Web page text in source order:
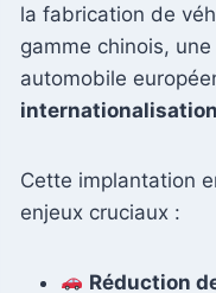
la fabrication de
gamme chinois,
automobile
internationalisation
Cette implantation
enjeux cruciaux :
Réduction